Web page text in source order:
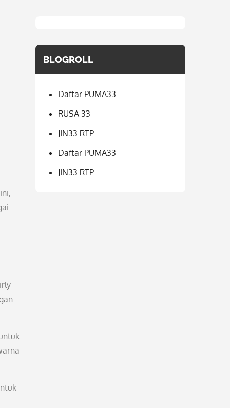
BLOGROLL
Daftar PUMA33
RUSA 33
JIN33 RTP
Daftar PUMA33
JIN33 RTP